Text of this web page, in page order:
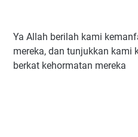
Ya Allah berilah kami
mereka, dan tunjukkan kami
berkat kehormatan mereka